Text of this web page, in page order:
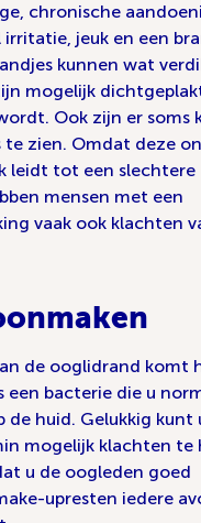
chronische
jeuk en een
kunnen wat
mogelijk dichtgeplakt
Ook zijn er soms
te zien. Omdat deze
leidt tot een slechtere
mensen met een
vaak ook klachten
de ooglidrand komt
een bacterie die u
de huid. Gelukkig kunt
mogelijk klachten te
u de oogleden goed
upresten iedere